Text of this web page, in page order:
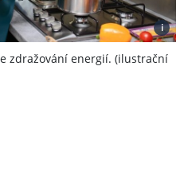
i
zdražování energií. (ilustrační